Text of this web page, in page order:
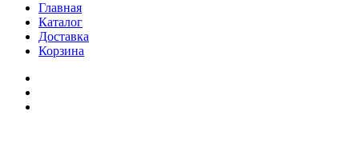
Главная
Каталог
Доставка
Корзина